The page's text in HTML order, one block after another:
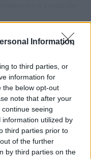
Information
to third parties, or
information for
the below opt-out
note that after your
seeing
utilized by
third parties prior to
of the further
by third parties on the
digitais também
a dificuldade de
Na sua visão,
na memória e
enquanto o stress
cortisol e
que não há
2026”
com
Assche